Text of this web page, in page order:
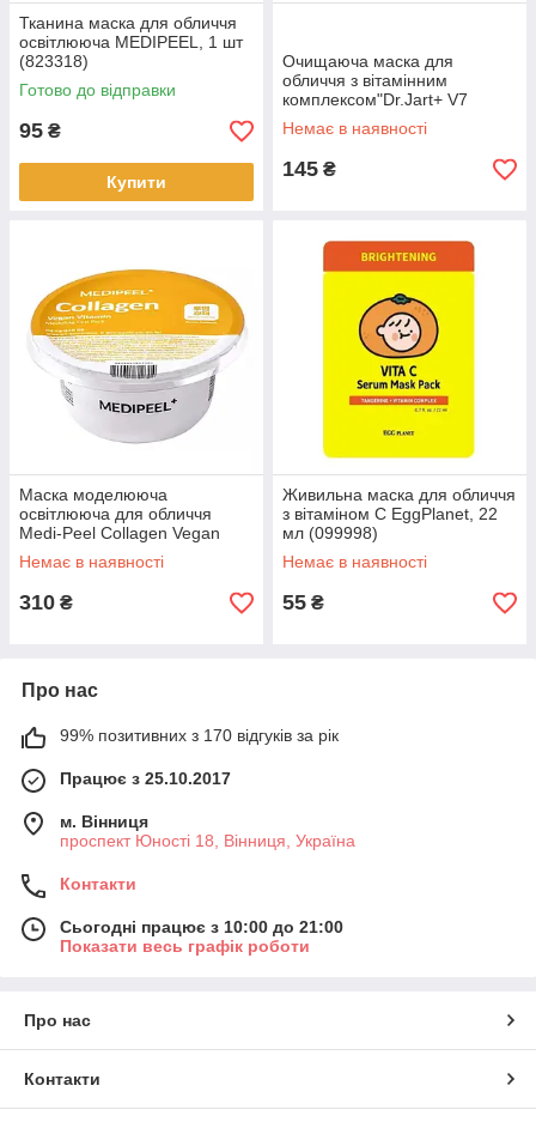
Тканина маска для обличчя
освітлююча MEDIPEEL, 1 шт
(823318)
Готово до відправки
95 ₴
Купити
Очищаюча маска для
обличчя з вітамінним
комплексом"Dr.Jart+ V7
Brightening Mask"(809070)
Немає в наявності
145 ₴
Маска моделююча
освітлююча для обличчя
Medi-Peel Collagen Vegan
Vitamin Modeling Cup Pack
(822304)
Немає в наявності
310 ₴
Живильна маска для обличчя
з вітаміном С EggPlanet, 22
мл (099998)
Немає в наявності
55 ₴
Про нас
99% позитивних з 170 відгуків за рік
Працює з 25.10.2017
м. Вінниця
проспект Юності 18, Вінниця, Україна
Контакти
Сьогодні працює з 10:00 до 21:00
Показати весь графік роботи
Про нас
Контакти